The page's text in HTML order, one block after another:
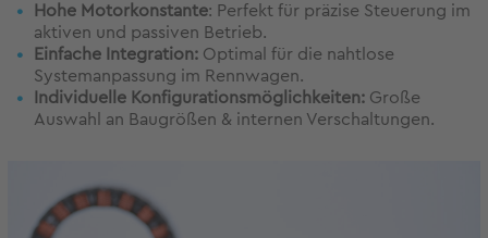
Hohe Motorkonstante: Perfekt für präzise Steuerung im
aktiven und passiven Betrieb.
Einfache Integration: Optimal für die nahtlose
Systemanpassung im Rennwagen.
Individuelle Konfigurationsmöglichkeiten: Große
Auswahl an Baugrößen & internen Verschaltungen.